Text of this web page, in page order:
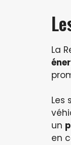
La
Les
un
en